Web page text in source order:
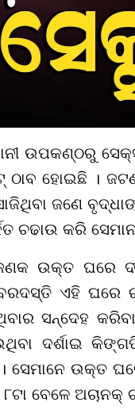
ଉପକଣ୍ଠରୁ
ହୋଇଛି ।
ଜଣେ
ଚଢାଉ କରି
ଉକ୍ତ ଘରେ
ଏହି ଘରେ
ସନ୍ଦେହ
ଦର୍ଶାଇ
ସେମାନେ ଉକ୍ତ
ବେଳେ ଅଚାନକ୍